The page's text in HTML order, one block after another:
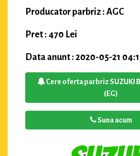
Producator parbriz : AGC
Pret : 470 Lei
Data anunt : 2020-05-21
Cere oferta parbriz SUZUKI
(EG)
Suna acum